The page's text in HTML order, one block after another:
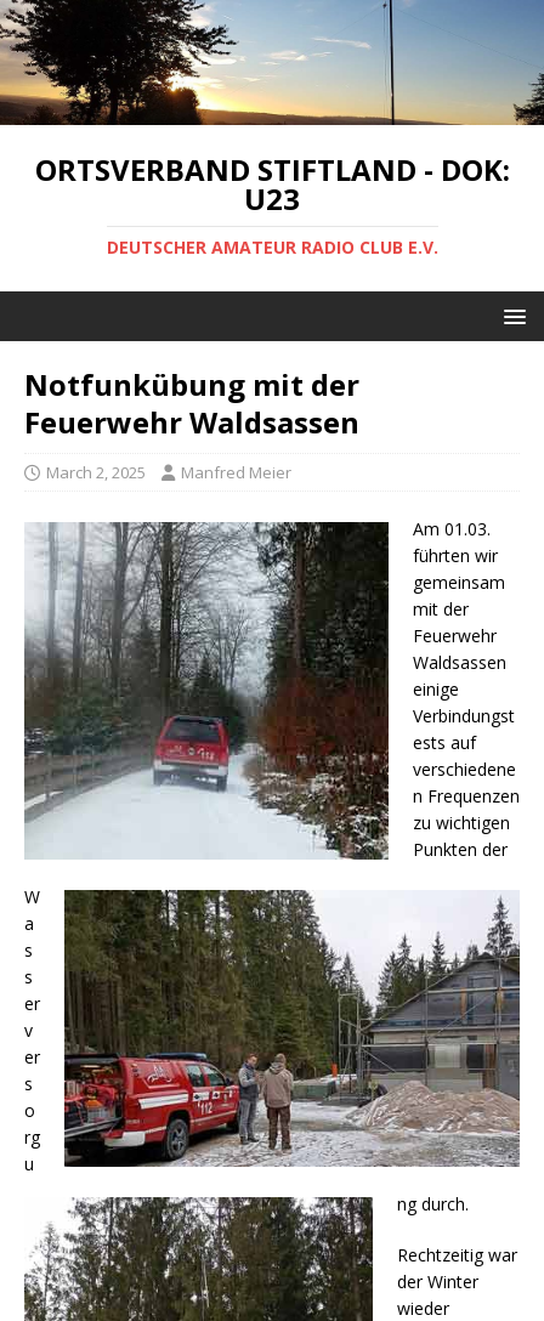
ORTSVERBAND STIFTLAND - DOK:
U23
DEUTSCHER AMATEUR RADIO CLUB E.V.
Notfunkübung mit der
Feuerwehr Waldsassen
March 2, 2025 Manfred Meier
Am 01.03.
führten wir
gemeinsam
mit der
Feuerwehr
Waldsassen
einige
Verbindungst
ests auf
verschiedene
n Frequenzen
zu wichtigen
Punkten der
W
a
s
s
er
v
er
s
o
rg
u
ng durch.
Rechtzeitig war
der Winter
wieder